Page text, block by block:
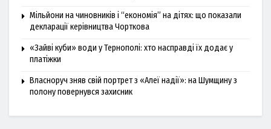
Мільйони на чиновників і “економія” на дітях: що показали
декларації керівництва Чорткова
«Зайві куби» води у Тернополі: хто насправді їх додає у
платіжки
Власноруч зняв свій портрет з «Алеї надії»: на Шумщину з
полону повернувся захисник